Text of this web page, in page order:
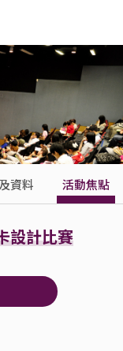
資料 活動焦點
設計比賽